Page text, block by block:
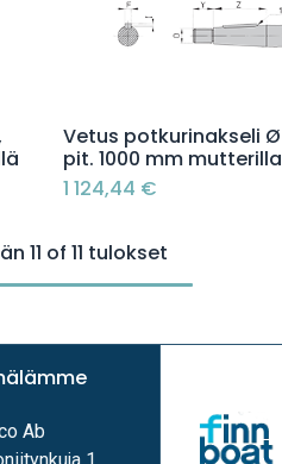
Lisää
Vetus potkurinakseli
pit. 1000 mm
1 124,44 €
11 of 11 tulokset
Ab